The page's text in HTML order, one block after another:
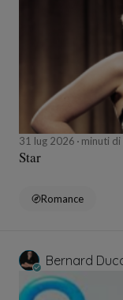
31 lug 2026 minuti
Star
Romance
Bernard